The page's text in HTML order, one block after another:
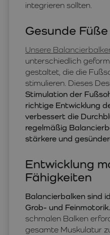
integrieren sollten.
Gesunde
Unsere
unterschiedlich
gestaltet, die die
stimulieren. Dieses
Stimulation der
richtige Entwicklung
verbessert die
regelmäßig
stärkere und
Entwicklung
Fähigkeiten
Balancierbalken sind
Grob- und Feinmotorik.
schmalen Balken
gesamte Muskulatur